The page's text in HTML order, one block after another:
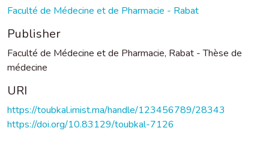
Faculté de Médecine et de Pharmacie - Rabat
Publisher
Faculté de Médecine et de Pharmacie, Rabat - Thèse de
médecine
URI
https://toubkal.imist.ma/handle/123456789/28343
https://doi.org/10.83129/toubkal-7126